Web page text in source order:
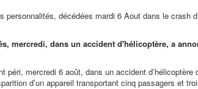
décédées mardi 6 Aout dans le crash
mercredi, dans un accident d'hélicoptère, a
mercredi 6 août, dans un accident
d’un appareil transportant cinq passagers et